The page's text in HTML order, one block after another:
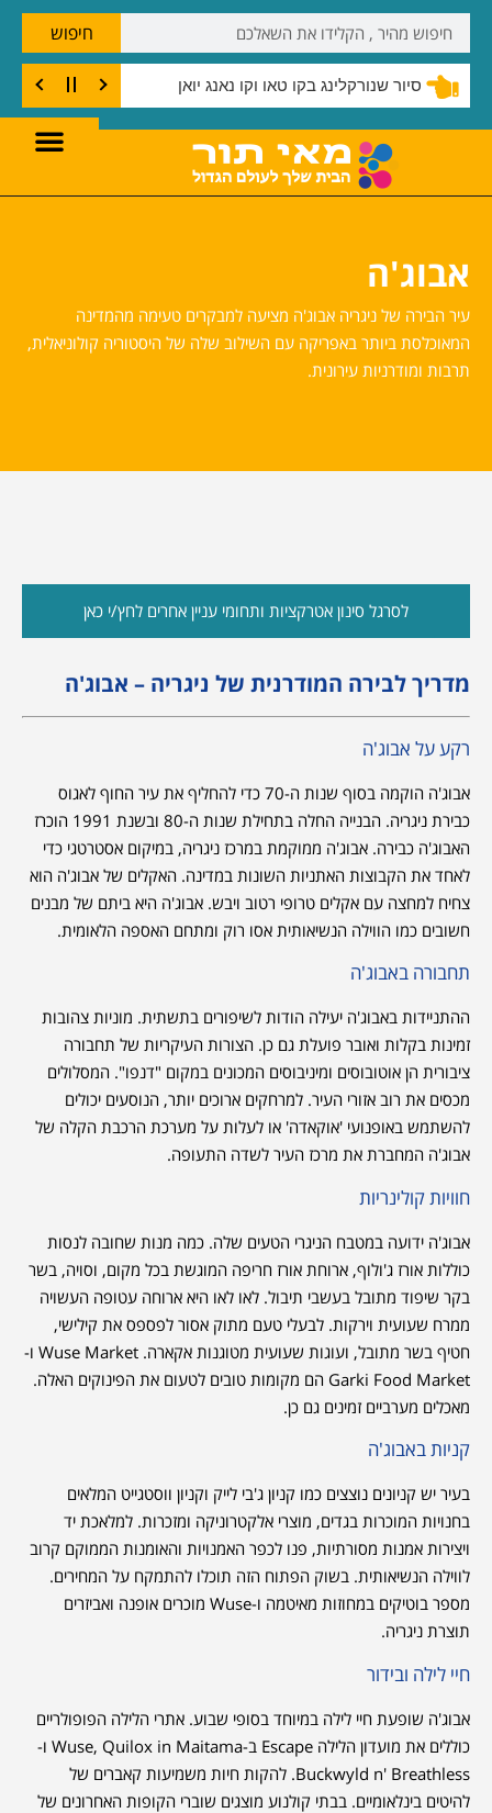
שנורקלינג בצוק קו טאו
חיפוש
אבוג'ה
עיר הבירה של ניגריה אבוג'ה מציעה למבקרים טעימה מהמדינה
המאוכלסת ביותר באפריקה עם השילוב שלה של היסטוריה קולוניאלית,
תרבות ומודרניות עירונית.
לסרגל סינון אטרקציות ותחומי עניין אחרים לחץ/י כאן
מדריך לבירה המודרנית של ניגריה – אבוג'ה
רקע על אבוג'ה
אבוג'ה הוקמה בסוף שנות ה-70 כדי להחליף את עיר החוף לאגוס
כבירת ניגריה. הבנייה החלה בתחילת שנות ה-80 ובשנת 1991 הוכרז
האבוג'ה כבירה. אבוג'ה ממוקמת במרכז ניגריה, במיקום אסטרטגי כדי
לאחד את הקבוצות האתניות השונות במדינה. האקלים של אבוג'ה הוא
צחיח למחצה עם אקלים טרופי רטוב ויבש. אבוג'ה היא ביתם של מבנים
חשובים כמו הווילה הנשיאותית אסו רוק ומתחם האספה הלאומית.
תחבורה באבוג'ה
ההתניידות באבוג'ה יעילה הודות לשיפורים בתשתית. מוניות צהובות
זמינות בקלות ואובר פועלת גם כן. הצורות העיקריות של תחבורה
ציבורית הן אוטובוסים ומיניבוסים המכונים במקום "דנפו". המסלולים
מכסים את רוב אזורי העיר. למרחקים ארוכים יותר, הנוסעים יכולים
להשתמש באופנועי 'אוקאדה' או לעלות על מערכת הרכבת הקלה של
אבוג'ה המחברת את מרכז העיר לשדה התעופה.
חוויות קולינריות
אבוג'ה ידועה במטבח הניגרי הטעים שלה. כמה מנות שחובה לנסות
כוללות אורז ג'ולוף, ארוחת אורז חריפה המוגשת בכל מקום, וסויה, בשר
בקר שיפוד מתובל בעשבי תיבול. לאו לאו היא ארוחה עטופה העשויה
ממרח שעועית וירקות. לבעלי טעם מתוק אסור לפספס את קילישי,
חטיף בשר מתובל, ועוגות שעועית מטוגנות אקארה. Wuse Market ו-
Garki Food Market הם מקומות טובים לטעום את הפינוקים האלה.
מאכלים מערביים זמינים גם כן.
קניות באבוג'ה
בעיר יש קניונים נוצצים כמו קניון ג'בי לייק וקניון ווסטגייט המלאים
בחנויות המוכרות בגדים, מוצרי אלקטרוניקה ומזכרות. למלאכת יד
ויצירות אמנות מסורתיות, פנו לכפר האמנויות והאומנות הממוקם קרוב
לווילה הנשיאותית. בשוק הפתוח הזה תוכלו להתמקח על המחירים.
מספר בוטיקים במחוזות מאיטמה ו-Wuse מוכרים אופנה ואביזרים
תוצרת ניגריה.
חיי לילה ובידור
אבוג'ה שופעת חיי לילה במיוחד בסופי שבוע. אתרי הלילה הפופולריים
כוללים את מועדון הלילה Escape ב-Wuse, Quilox in Maitama ו-
Buckwyld n' Breathless. להקות חיות משמיעות קאברים של
להיטים בינלאומיים. בבתי קולנוע מוצגים שוברי הקופות האחרונים של